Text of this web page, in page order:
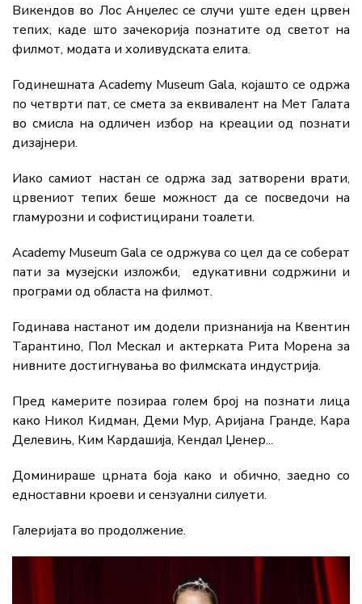
Викендов во Лос Анџелес се случи уште еден црвен
тепих, каде што зачекорија познатите од светот на
филмот, модата и холивудската елита.
Годинешната Academy Museum Gala, којашто се одржа
по четврти пат, се смета за еквивалент на Мет Галата
во смисла на одличен избор на креации од познати
дизајнери.
Иако самиот настан се одржа зад затворени врати,
црвениот тепих беше можност да се посведочи на
гламурозни и софистицирани тоалети.
Academy Museum Gala се одржува со цел да се соберат
пати за музејски изложби, едукативни содржини и
програми од областа на филмот.
Годинава настанот им додели признанија на Квентин
Тарантино, Пол Мескал и актерката Рита Морена за
нивните достигнувања во филмската индустрија.
Пред камерите позираа голем број на познати лица
како Никол Кидман, Деми Мур, Аријана Гранде, Кара
Делевињ, Ким Кардашија, Кендал Џенер...
Доминираше црната боја како и обично, заедно со
едноставни кроеви и сензуални силуети.
Галеријата во продолжение.